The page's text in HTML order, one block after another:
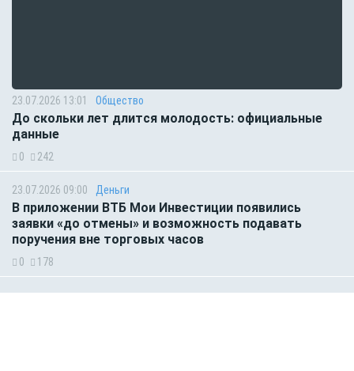
23.07.2026 13:01 Общество
До скольки лет длится молодость: официальные
данные
0 242
23.07.2026 09:00 Деньги
В приложении ВТБ Мои Инвестиции появились
заявки «до отмены» и возможность подавать
поручения вне торговых часов
0 178